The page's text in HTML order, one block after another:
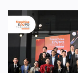
มีภารกิจหลัก คือการ
ถึงการให้รางวัล แล
นักวิจัยอาวุโส แน่น
ไทยตั้งแต่ต้นน้ำยัน
ครั้งนี้เป็นส่วนหนึ่งข
Innovative House